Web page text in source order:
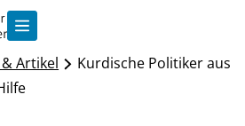
Navigation anzeigen
Artikel
Kurdische Politiker aus